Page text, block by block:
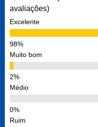
avaliações)
Excelente
Muito bom
Médio
Ruim